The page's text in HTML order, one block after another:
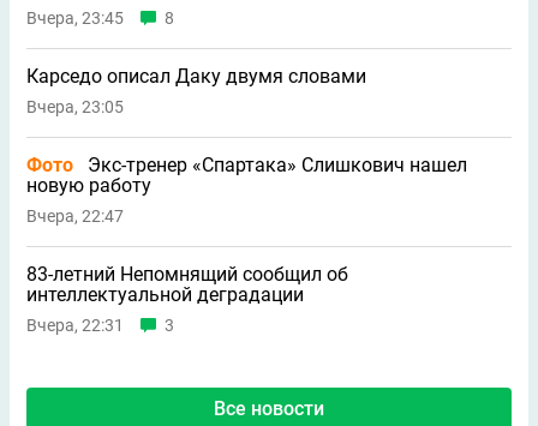
Вчера, 23:45 8
Карседо описал Даку двумя словами
Вчера, 23:05
Фото
Экс-тренер «Спартака» Слишкович нашел
новую работу
Вчера, 22:47
83-летний Непомнящий сообщил об
интеллектуальной деградации
Вчера, 22:31 3
Все новости